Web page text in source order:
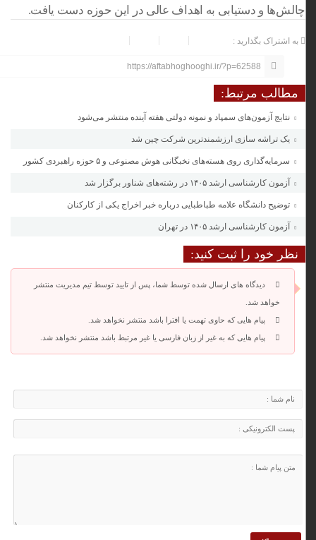
چالش‌ها و دستیابی به اهداف عالی در این حوزه دست یافت.
به اشتراک بگذارید :
https://aftabhoghooghi.ir/?p=62588
مطالب مرتبط:
نتایج آزمون‌های سمپاد و نمونه دولتی هفته آینده منتشر می‌شود
یک تراشه سازی ارزشمندترین شرکت چین شد
سرمایه‌گذاری روی هسته‌های نخبگانی هوش مصنوعی و ۵ حوزه راهبردی کشور
آزمون‌ کارشناسی ارشد ۱۴۰۵ در رشته‌های شناور برگزار شد
توضیح دانشگاه علامه طباطبایی درباره خبر اخراج یکی از کارکنان
آزمون کارشناسی ارشد ۱۴۰۵ در تهران
نظر خود را ثبت کنید:
دیدگاه های ارسال شده توسط شما، پس از تایید توسط تیم مدیریت منتشر
خواهد شد.
پیام هایی که حاوی تهمت یا افترا باشد منتشر نخواهد شد.
پیام هایی که به غیر از زبان فارسی یا غیر مرتبط باشد منتشر نخواهد شد.